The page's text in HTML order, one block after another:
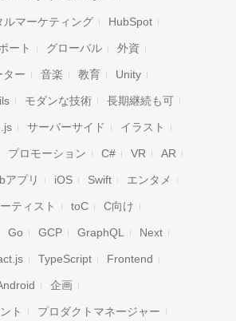
ルマーケティング HubSpot
ート グローバル 外資
ター 音楽 教育 Unity
モダンな技術 長期継続も可
サーバーサイド イラスト
プロモーション C# VR AR
アプリ iOS Swift エンタメ
ティスト toC C向け
Go GCP GraphQL Next
TypeScript Frontend
企画
ト プロダクトマネージャー